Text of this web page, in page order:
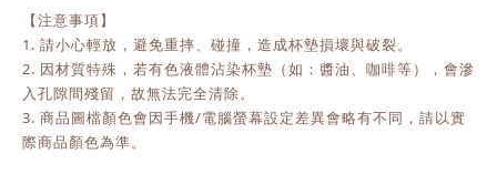
【注意事項】
1. 請小心輕放，避免重摔、碰撞，造成杯墊損壞與破裂。
2. 因材質特殊，若有色液體沾染杯墊（如：醬油、咖啡等），會滲
入孔隙間殘留，故無法完全清除。
3. 商品圖檔顏色會因手機/電腦螢幕設定差異會略有不同，請以實
際商品顏色為準。